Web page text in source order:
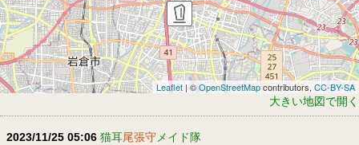
Leaflet| ©OpenStreetMapcontributors, CC-BY-SA
大きい地図で開く
2023/11/25 05:06 猫耳尾張守 メイド隊